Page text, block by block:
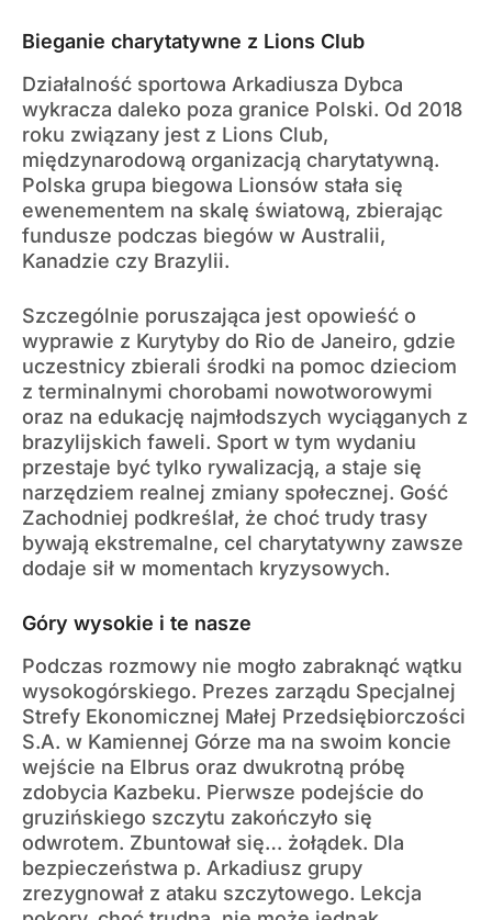
Bieganie charytatywne z Lions Club
Działalność sportowa Arkadiusza Dybca
wykracza daleko poza granice Polski. Od 2018
roku związany jest z Lions Club,
międzynarodową organizacją charytatywną.
Polska grupa biegowa Lionsów stała się
ewenementem na skalę światową, zbierając
fundusze podczas biegów w Australii,
Kanadzie czy Brazylii.
Szczególnie poruszająca jest opowieść o
wyprawie z Kurytyby do Rio de Janeiro, gdzie
uczestnicy zbierali środki na pomoc dzieciom
z terminalnymi chorobami nowotworowymi
oraz na edukację najmłodszych wyciąganych z
brazylijskich faweli. Sport w tym wydaniu
przestaje być tylko rywalizacją, a staje się
narzędziem realnej zmiany społecznej. Gość
Zachodniej podkreślał, że choć trudy trasy
bywają ekstremalne, cel charytatywny zawsze
dodaje sił w momentach kryzysowych.
Góry wysokie i te nasze
Podczas rozmowy nie mogło zabraknąć wątku
wysokogórskiego. Prezes zarządu Specjalnej
Strefy Ekonomicznej Małej Przedsiębiorczości
S.A. w Kamiennej Górze ma na swoim koncie
wejście na Elbrus oraz dwukrotną próbę
zdobycia Kazbeku. Pierwsze podejście do
gruzińskiego szczytu zakończyło się
odwrotem. Zbuntował się… żołądek. Dla
bezpieczeństwa p. Arkadiusz grupy
zrezygnował z ataku szczytowego. Lekcja